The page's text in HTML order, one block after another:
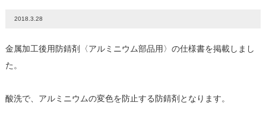
2018.3.28
金属加工後用防錆剤〈アルミニウム部品用〉の仕様書を掲載しまし
た。
酸洗で、アルミニウムの変色を防止する防錆剤となります。